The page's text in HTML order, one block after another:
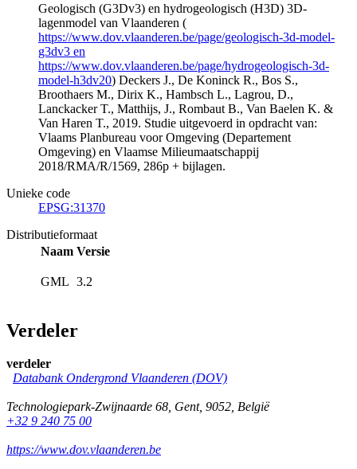
Geologisch (G3Dv3) en hydrogeologisch (H3D) 3D-
lagenmodel van Vlaanderen (
https://www.dov.vlaanderen.be/page/geologisch-3d-model-
g3dv3 en
https://www.dov.vlaanderen.be/page/hydrogeologisch-3d-
model-h3dv20) Deckers J., De Koninck R., Bos S.,
Broothaers M., Dirix K., Hambsch L., Lagrou, D.,
Lanckacker T., Matthijs, J., Rombaut B., Van Baelen K. &
Van Haren T., 2019. Studie uitgevoerd in opdracht van:
Vlaams Planbureau voor Omgeving (Departement
Omgeving) en Vlaamse Milieumaatschappij
2018/RMA/R/1569, 286p + bijlagen.
Unieke code
EPSG:31370
Distributieformaat
Naam Versie
GML 3.2
Verdeler
verdeler
Databank Ondergrond Vlaanderen (DOV)
Technologiepark-Zwijnaarde 68, Gent, 9052, België
+32 9 240 75 00
https://www.dov.vlaanderen.be